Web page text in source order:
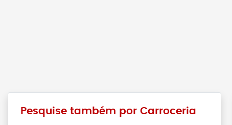
Pesquise também por Carroceria